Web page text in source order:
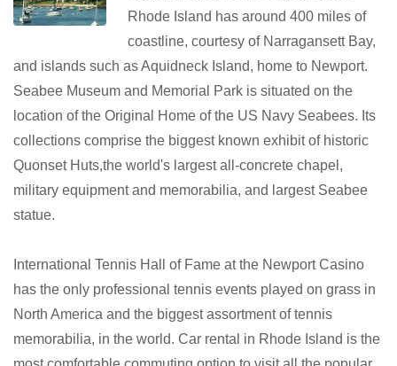
Rhode Island has around 400 miles of
coastline, courtesy of Narragansett Bay,
and islands such as Aquidneck Island, home to Newport.
Seabee Museum and Memorial Park is situated on the
location of the Original Home of the US Navy Seabees. Its
collections comprise the biggest known exhibit of historic
Quonset Huts,the world's largest all-concrete chapel,
military equipment and memorabilia, and largest Seabee
statue.
International Tennis Hall of Fame at the Newport Casino
has the only professional tennis events played on grass in
North America and the biggest assortment of tennis
memorabilia, in the world. Car rental in Rhode Island is the